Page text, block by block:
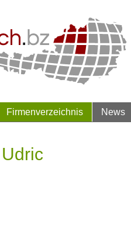
Firmenverzeichnis News